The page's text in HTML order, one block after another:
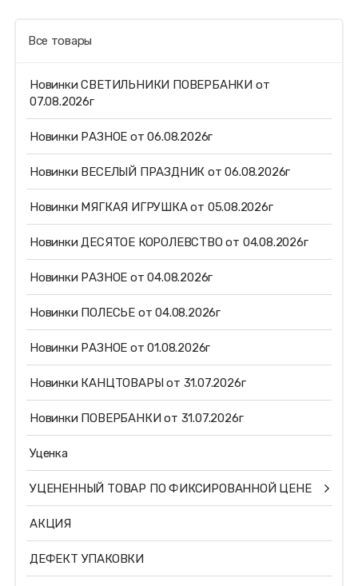
Все товары
Новинки СВЕТИЛЬНИКИ ПОВЕРБАНКИ от
07.08.2026г
Новинки РАЗНОЕ от 06.08.2026г
Новинки ВЕСЕЛЫЙ ПРАЗДНИК от 06.08.2026г
Новинки МЯГКАЯ ИГРУШКА от 05.08.2026г
Новинки ДЕСЯТОЕ КОРОЛЕВСТВО от 04.08.2026г
Новинки РАЗНОЕ от 04.08.2026г
Новинки ПОЛЕСЬЕ от 04.08.2026г
Новинки РАЗНОЕ от 01.08.2026г
Новинки КАНЦТОВАРЫ от 31.07.2026г
Новинки ПОВЕРБАНКИ от 31.07.2026г
Уценка
УЦЕНЕННЫЙ ТОВАР ПО ФИКСИРОВАННОЙ ЦЕНЕ
АКЦИЯ
ДЕФЕКТ УПАКОВКИ